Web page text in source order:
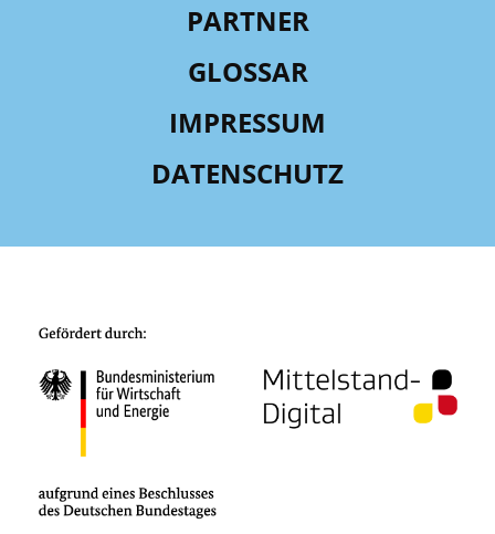
PARTNER
GLOSSAR
IMPRESSUM
DATENSCHUTZ